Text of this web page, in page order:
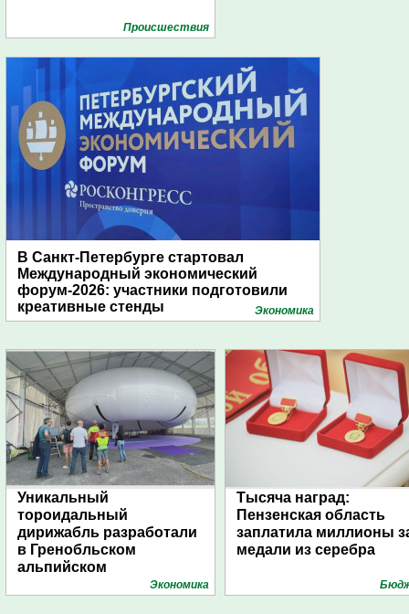
Проиcшествия
В Санкт-Петербурге стартовал
Международный экономический
форум-2026: участники подготовили
креативные стенды
Экономика
Уникальный
тороидальный
дирижабль разработали
в Гренобльском
альпийском
Экономика
Тысяча наград:
Пензенская область
заплатила миллионы
медали из серебра